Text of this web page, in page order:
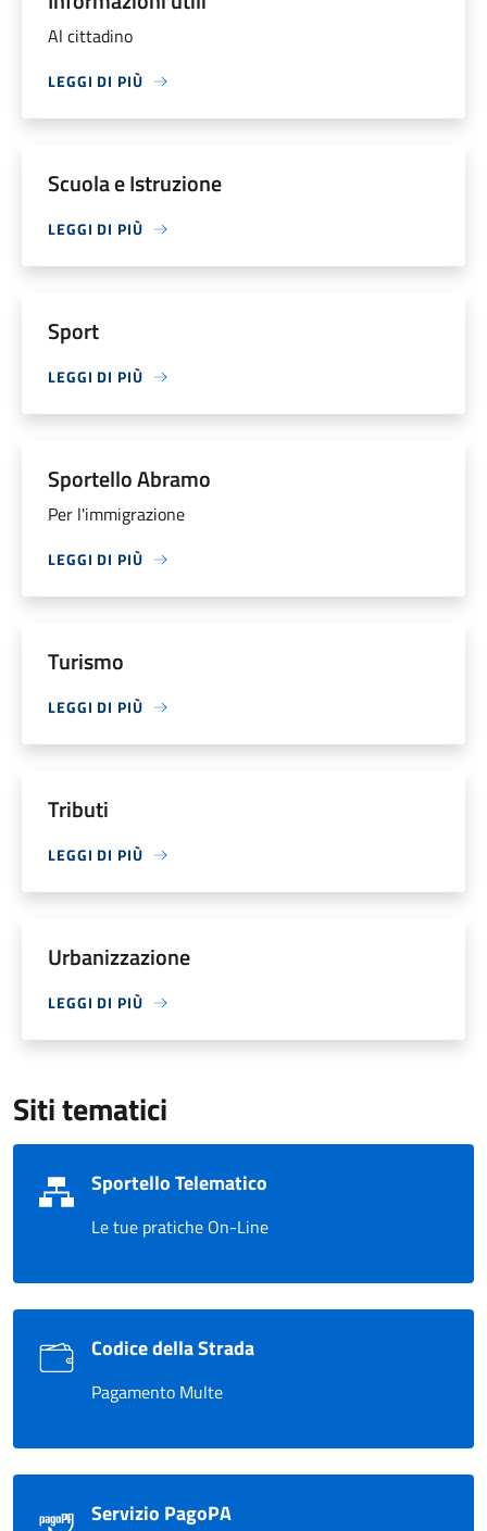
Al cittadino
LEGGI DI PIÙ
Scuola e Istruzione
LEGGI DI PIÙ
Sport
LEGGI DI PIÙ
Sportello Abramo
Per l'immigrazione
LEGGI DI PIÙ
Turismo
LEGGI DI PIÙ
Tributi
LEGGI DI PIÙ
Urbanizzazione
LEGGI DI PIÙ
Siti tematici
Sportello Telematico
Le tue pratiche On-Line
Codice della Strada
Pagamento Multe
Servizio PagoPA